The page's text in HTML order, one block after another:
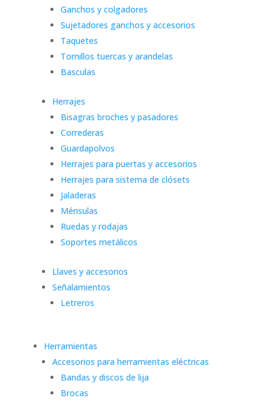
Ganchos y colgadores
Sujetadores ganchos y accesorios
Taquetes
Tornillos tuercas y arandelas
Basculas
Herrajes
Bisagras broches y pasadores
Correderas
Guardapolvos
Herrajes para puertas y accesorios
Herrajes para sistema de clósets
Jaladeras
Ménsulas
Ruedas y rodajas
Soportes metálicos
Llaves y accesorios
Señalamientos
Letreros
Herramientas
Accesorios para herramientas eléctricas
Bandas y discos de lija
Brocas